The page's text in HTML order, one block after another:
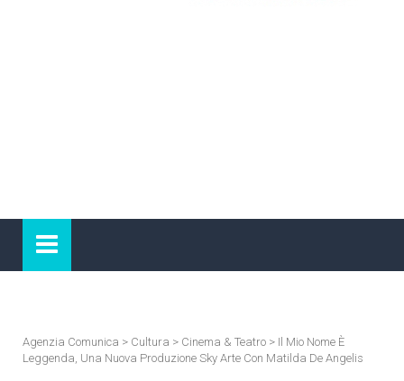
Agenzia Comunica > Cultura > Cinema & Teatro > Il Mio Nome È
Leggenda, Una Nuova Produzione Sky Arte Con Matilda De Angelis